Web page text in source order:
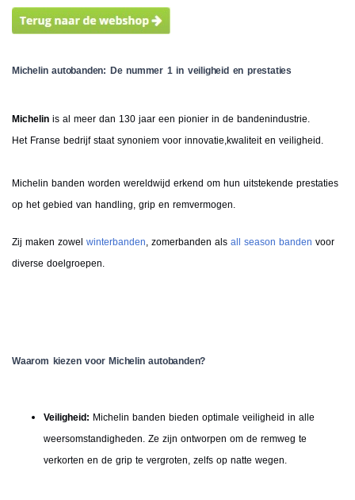
Michelin autobanden: De nummer 1 in veiligheid en prestaties
Michelin is al meer dan 130 jaar een pionier in de bandenindustrie.
Het Franse bedrijf staat synoniem voor innovatie,kwaliteit en veiligheid.
Michelin banden worden wereldwijd erkend om hun uitstekende prestaties
op het gebied van handling, grip en remvermogen.
Zij maken zowel winterbanden, zomerbanden als all season banden voor
diverse doelgroepen.
Waarom kiezen voor Michelin autobanden?
Veiligheid: Michelin banden bieden optimale veiligheid in alle
weersomstandigheden. Ze zijn ontworpen om de remweg te
verkorten en de grip te vergroten, zelfs op natte wegen.